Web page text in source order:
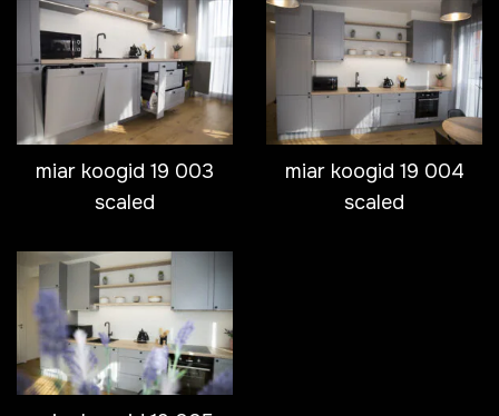
miar koogid 19 003
scaled
miar koogid 19 004
scaled